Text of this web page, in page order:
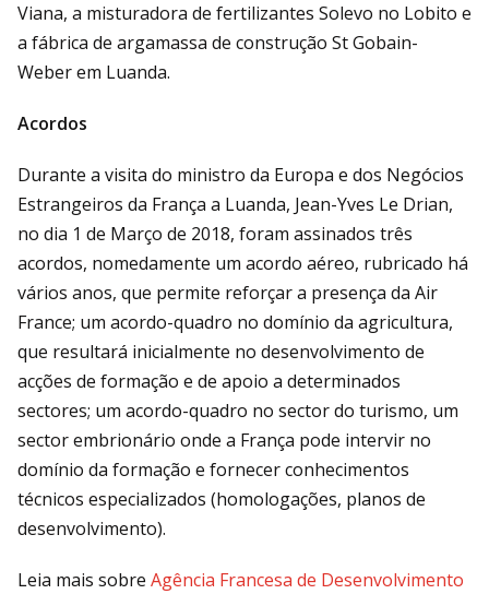
Viana, a misturadora de fertilizantes Solevo no Lobito e
a fábrica de argamassa de construção St Gobain-
Weber em Luanda.
Acordos
Durante a visita do ministro da Europa e dos Negócios
Estrangeiros da França a Luanda, Jean-Yves Le Drian,
no dia 1 de Março de 2018, foram assinados três
acordos, nomedamente um acordo aéreo, rubricado há
vários anos, que permite reforçar a presença da Air
France; um acordo-quadro no domínio da agricultura,
que resultará inicialmente no desenvolvimento de
acções de formação e de apoio a determinados
sectores; um acordo-quadro no sector do turismo, um
sector embrionário onde a França pode intervir no
domínio da formação e fornecer conhecimentos
técnicos especializados (homologações, planos de
desenvolvimento).
Leia mais sobre Agência Francesa de Desenvolvimento